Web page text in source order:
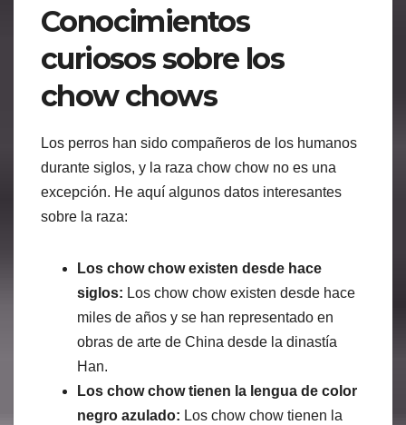
Conocimientos
curiosos sobre los
chow chows
Los perros han sido compañeros de los humanos
durante siglos, y la raza chow chow no es una
excepción. He aquí algunos datos interesantes
sobre la raza:
Los chow chow existen desde hace
siglos: Los chow chow existen desde hace
miles de años y se han representado en
obras de arte de China desde la dinastía
Han.
Los chow chow tienen la lengua de color
negro azulado: Los chow chow tienen la